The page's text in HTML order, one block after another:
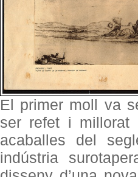
El primer moll va
ser refet i millorat
acaballes del
indústria